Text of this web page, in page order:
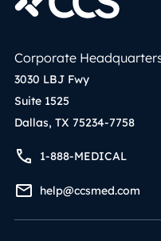
Corporate
3030 LBJ Fwy
Suite 1525
Dallas, TX 75234-7758
1-888-MEDICAL
help@ccsmed.com